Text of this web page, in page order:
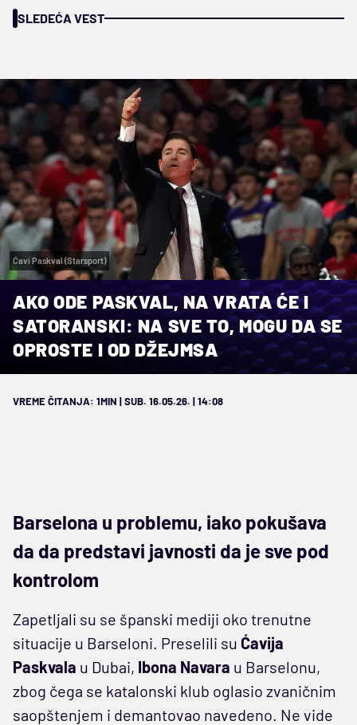
SLEDEĆA VEST
Ćavi Paskval (Starsport)
AKO ODE PASKVAL, NA VRATA ĆE I
SATORANSKI: NA SVE TO, MOGU DA SE
OPROSTE I OD DŽEJMSA
VREME ČITANJA: 1MIN | SUB. 16.05.26. | 14:08
Barselona u problemu, iako pokušava
da da predstavi javnosti da je sve pod
kontrolom
Zapetljali su se španski mediji oko trenutne
situacije u Barseloni. Preselili su Ćavija
Paskvala u Dubai, Ibona Navara u Barselonu,
zbog čega se katalonski klub oglasio zvaničnim
saopštenjem i demantovao navedeno. Ne vide